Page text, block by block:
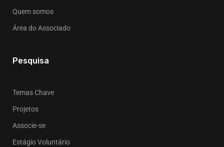
Quem somos
Área do Associado
Pesquisa
Temas Chave
Projetos
Associe-se
Estágio Voluntário